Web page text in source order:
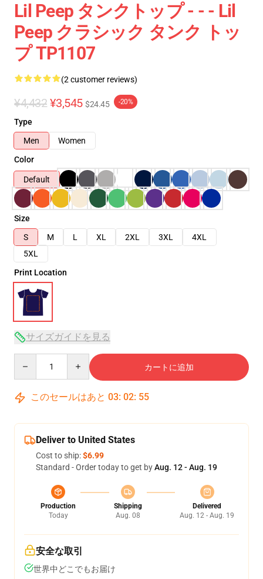
Lil Peep タンクトップ - - - Lil
Peep クラシック タンク トッ
プ TP1107
(2 customer reviews)
¥4,432 ¥3,545 $24.45 -20%
Type
Men
Women
Color
Default
Size
S
M L XL 2XL 3XL
4XL
5XL
Print Location
サイズガイドを見る
カートに追加
このセールはあと 03: 02: 54
Deliver to United States
Cost to ship:$6.99
Standard - Order today to get byAug. 12 - Aug. 19
Production
Today
Shipping
Aug. 08
Delivered
Aug. 12 - Aug. 19
安全な取引
世界中どこでもお届け